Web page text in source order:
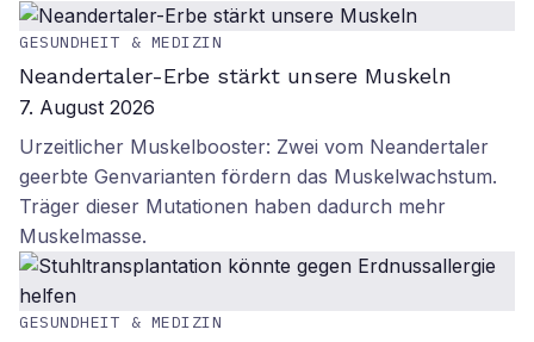
GESUNDHEIT & MEDIZIN
Neandertaler-Erbe stärkt unsere Muskeln
7. August 2026
Urzeitlicher Muskelbooster: Zwei vom Neandertaler
geerbte Genvarianten fördern das Muskelwachstum.
Träger dieser Mutationen haben dadurch mehr
Muskelmasse.
GESUNDHEIT & MEDIZIN